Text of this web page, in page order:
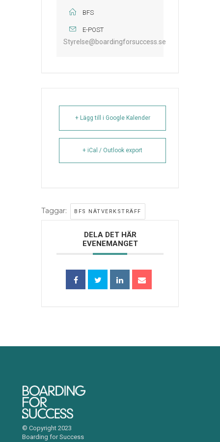
BFS
E-POST
Styrelse@boardingforsuccess.se
+ Lägg till i Google Kalender
+ iCal / Outlook export
Taggar: BFS NÄTVERKSTRÄFF
DELA DET HÄR
EVENEMANGET
© Copyright 2023
Boarding for Success